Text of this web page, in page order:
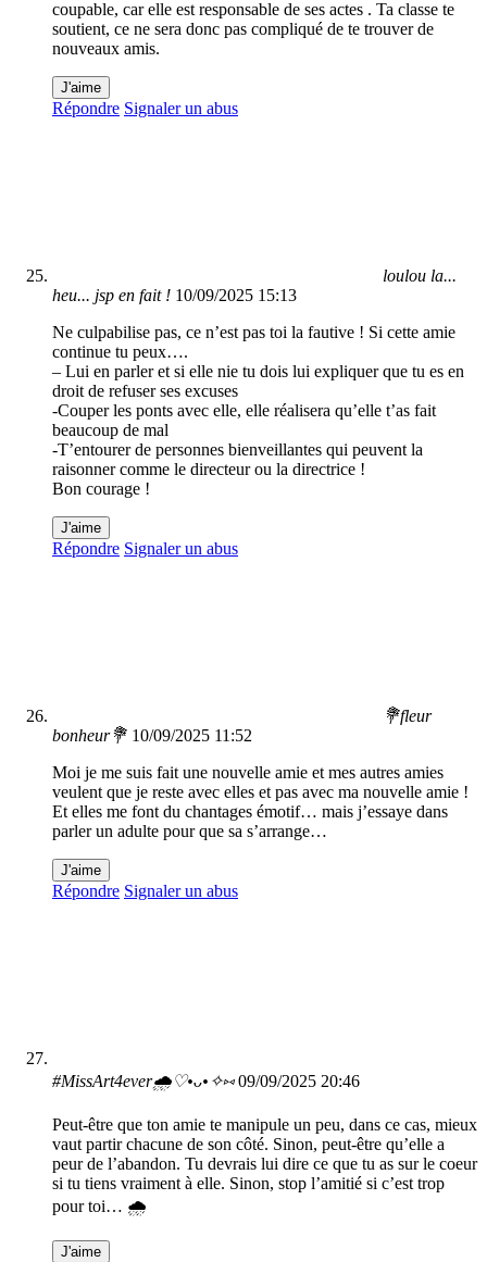
coupable, car elle est responsable de ses actes . Ta classe te
soutient, ce ne sera donc pas compliqué de te trouver de
nouveaux amis.
J'aime
Répondre Signaler un abus
loulou la...
heu... jsp en fait ! 10/09/2025 15:13
Ne culpabilise pas, ce n’est pas toi la fautive ! Si cette amie
continue tu peux….
– Lui en parler et si elle nie tu dois lui expliquer que tu es en
droit de refuser ses excuses
-Couper les ponts avec elle, elle réalisera qu’elle t’as fait
beaucoup de mal
-T’entourer de personnes bienveillantes qui peuvent la
raisonner comme le directeur ou la directrice !
Bon courage !
J'aime
Répondre Signaler un abus
💐fleur
bonheur💐 10/09/2025 11:52
Moi je me suis fait une nouvelle amie et mes autres amies
veulent que je reste avec elles et pas avec ma nouvelle amie !
Et elles me font du chantages émotif… mais j’essaye dans
parler un adulte pour que sa s’arrange…
J'aime
Répondre Signaler un abus
#MissArt4ever🌧️♡•⁠ᴗ⁠•✧⁠⑅ 09/09/2025 20:46
Peut-être que ton amie te manipule un peu, dans ce cas, mieux
vaut partir chacune de son côté. Sinon, peut-être qu’elle a
peur de l’abandon. Tu devrais lui dire ce que tu as sur le coeur
si tu tiens vraiment à elle. Sinon, stop l’amitié si c’est trop
pour toi… 🌧️
J'aime